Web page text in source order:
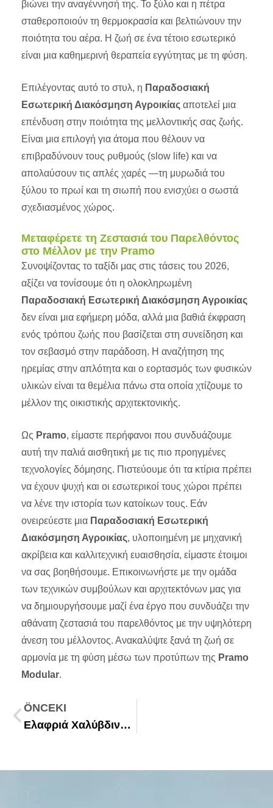
βιώνει την αναγέννησή της. Το ξύλο και η πέτρα
σταθεροποιούν τη θερμοκρασία και βελτιώνουν την
ποιότητα του αέρα. Η ζωή σε ένα τέτοιο εσωτερικό
είναι μια καθημερινή θεραπεία εγγύτητας με τη φύση.
Επιλέγοντας αυτό το στυλ, η Παραδοσιακή
Εσωτερική Διακόσμηση Αγροικίας αποτελεί μια
επένδυση στην ποιότητα της μελλοντικής σας ζωής.
Είναι μια επιλογή για άτομα που θέλουν να
επιβραδύνουν τους ρυθμούς (slow life) και να
απολαύσουν τις απλές χαρές —τη μυρωδιά του
ξύλου το πρωί και τη σιωπή που ενισχύει ο σωστά
σχεδιασμένος χώρος.
Μεταφέρετε τη Ζεστασιά του Παρελθόντος
στο Μέλλον με την Pramo
Συνοψίζοντας το ταξίδι μας στις τάσεις του 2026,
αξίζει να τονίσουμε ότι η ολοκληρωμένη
Παραδοσιακή Εσωτερική Διακόσμηση Αγροικίας
δεν είναι μια εφήμερη μόδα, αλλά μια βαθιά έκφραση
ενός τρόπου ζωής που βασίζεται στη συνείδηση και
τον σεβασμό στην παράδοση. Η αναζήτηση της
ηρεμίας στην απλότητα και ο εορτασμός των φυσικών
υλικών είναι τα θεμέλια πάνω στα οποία χτίζουμε το
μέλλον της οικιστικής αρχιτεκτονικής.
Ως Pramo, είμαστε περήφανοι που συνδυάζουμε
αυτή την παλιά αισθητική με τις πιο προηγμένες
τεχνολογίες δόμησης. Πιστεύουμε ότι τα κτίρια πρέπει
να έχουν ψυχή και οι εσωτερικοί τους χώροι πρέπει
να λένε την ιστορία των κατοίκων τους. Εάν
ονειρεύεστε μια Παραδοσιακή Εσωτερική
Διακόσμηση Αγροικίας, υλοποιημένη με μηχανική
ακρίβεια και καλλιτεχνική ευαισθησία, είμαστε έτοιμοι
να σας βοηθήσουμε. Επικοινωνήστε με την ομάδα
των τεχνικών συμβούλων και αρχιτεκτόνων μας για
να δημιουργήσουμε μαζί ένα έργο που συνδυάζει την
αθάνατη ζεστασιά του παρελθόντος με την υψηλότερη
άνεση του μέλλοντος. Ανακαλύψτε ξανά τη ζωή σε
αρμονία με τη φύση μέσω των προτύπων της Pramo
Modular.
ÖNCEKI
Ελαφριά Χαλύβδινα Γραφεία Πωλήσεων: Τι Είναι και Γιατί να τα Επιλέξετε;